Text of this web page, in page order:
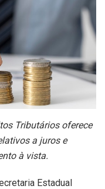
Tributários oferece
a juros e
à vista.
Estadual